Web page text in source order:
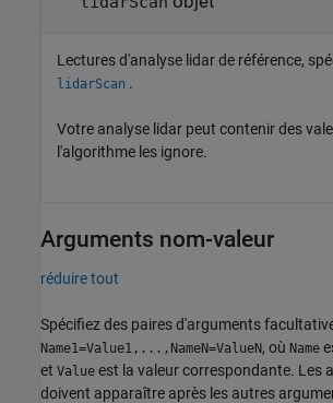
Lectures d'analyse lidar de référence,
lidarScan .
Votre analyse lidar peut contenir des
l'algorithme les ignore.
Arguments nom-valeur
réduire tout
Spécifiez des paires d'arguments
Name1=Value1,...,NameN=ValueN, où Name
et Value est la valeur correspondante. Les
doivent apparaître après les autres